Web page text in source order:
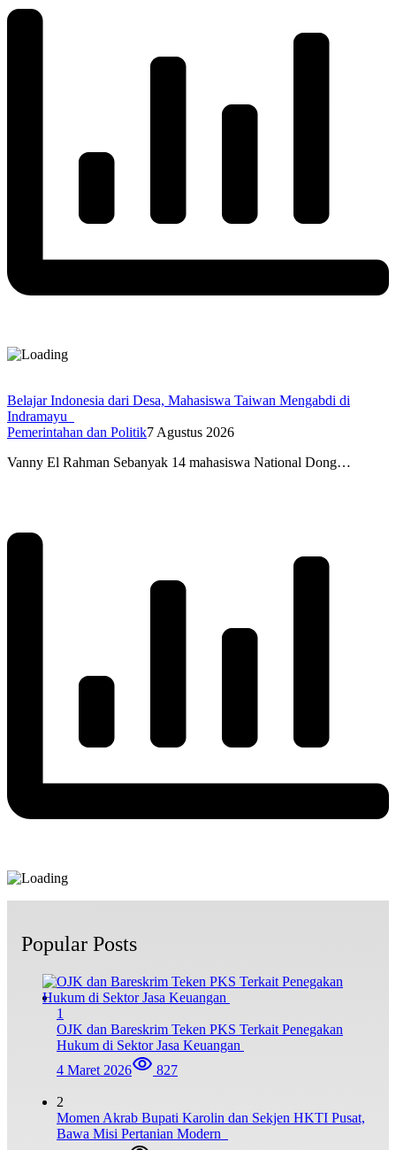
Belajar Indonesia dari Desa, Mahasiswa Taiwan Mengabdi di
Indramayu
Pemerintahan dan Politik7 Agustus 2026
Vanny El Rahman Sebanyak 14 mahasiswa National Dong…
Popular Posts
1
OJK dan Bareskrim Teken PKS Terkait Penegakan
Hukum di Sektor Jasa Keuangan
4 Maret 2026
827
2
Momen Akrab Bupati Karolin dan Sekjen HKTI Pusat,
Bawa Misi Pertanian Modern